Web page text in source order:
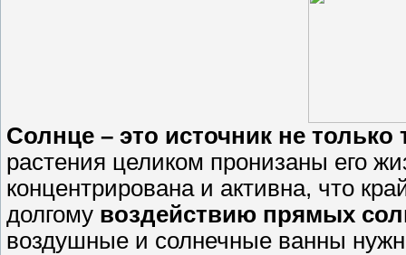
Солнце – это источник не только
растения целиком пронизаны его
концентрирована и активна, что
долгому воздействию прямых
воздушные и солнечные ванны